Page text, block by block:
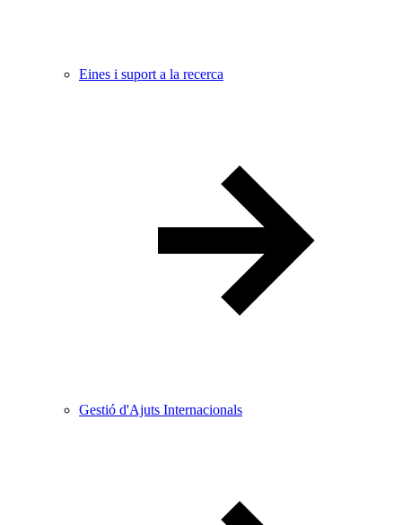
Eines i suport a la recerca
Gestió d'Ajuts Internacionals